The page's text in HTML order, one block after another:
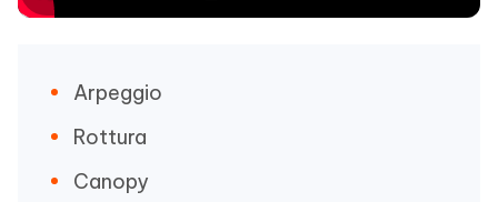
Arpeggio
Rottura
Canopy